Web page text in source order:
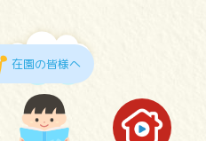
在園の皆様へ